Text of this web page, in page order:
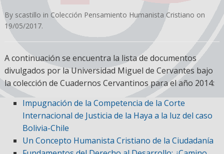
By scastillo in Colección Pensamiento Humanista Cristiano on
19/05/2017.
A continuación se encuentra la lista de documentos
divulgados por la Universidad Miguel de Cervantes bajo
la colección de Cuadernos Cervantinos para el año 2014:
Impugnación de la Competencia de la Corte
Internacional de Justicia de la Haya a la luz del caso
Bolivia-Chile
Un Concepto Humanista Cristiano de la Ciudadanía